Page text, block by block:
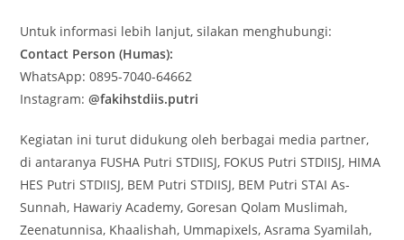
Untuk informasi lebih lanjut, silakan menghubungi:
Contact Person (Humas):
WhatsApp: 0895-7040-64662
Instagram:@fakihstdiis.putri
Kegiatan ini turut didukung oleh berbagai media partner,
di antaranya FUSHA Putri STDIISJ, FOKUS Putri STDIISJ, HIMA
HES Putri STDIISJ, BEM Putri STDIISJ, BEM Putri STAI As-
Sunnah, Hawariy Academy, Goresan Qolam Muslimah,
Zeenatunnisa, Khaalishah, Ummapixels, Asrama Syamilah,